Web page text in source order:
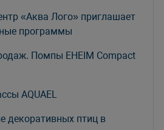
«Аква Лого» приглашает
программы
Помпы EHEIM Compact
AQUAEL
декоративных птиц в